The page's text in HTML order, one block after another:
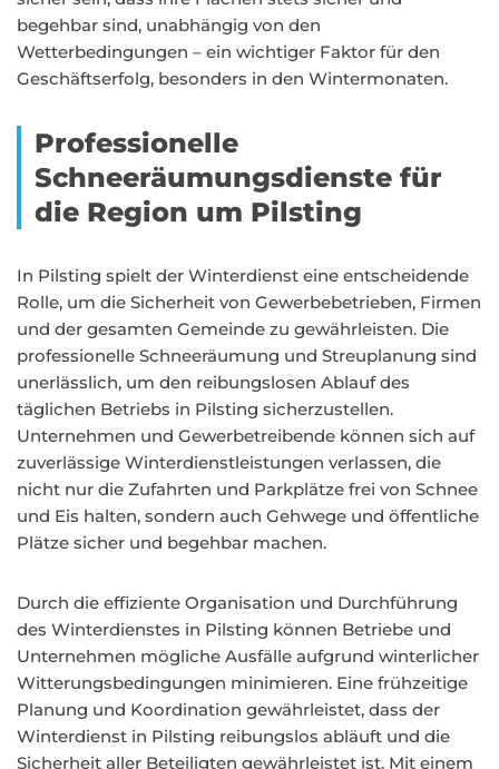
begehbar sind, unabhängig von den
Wetterbedingungen – ein wichtiger Faktor für den
Geschäftserfolg, besonders in den Wintermonaten.
Professionelle
Schneeräumungsdienste für
die Region um Pilsting
In Pilsting spielt der Winterdienst eine entscheidende
Rolle, um die Sicherheit von Gewerbebetrieben, Firmen
und der gesamten Gemeinde zu gewährleisten. Die
professionelle Schneeräumung und Streuplanung sind
unerlässlich, um den reibungslosen Ablauf des
täglichen Betriebs in Pilsting sicherzustellen.
Unternehmen und Gewerbetreibende können sich auf
zuverlässige Winterdienstleistungen verlassen, die
nicht nur die Zufahrten und Parkplätze frei von Schnee
und Eis halten, sondern auch Gehwege und öffentliche
Plätze sicher und begehbar machen.
Durch die effiziente Organisation und Durchführung
des Winterdienstes in Pilsting können Betriebe und
Unternehmen mögliche Ausfälle aufgrund winterlicher
Witterungsbedingungen minimieren. Eine frühzeitige
Planung und Koordination gewährleistet, dass der
Winterdienst in Pilsting reibungslos abläuft und die
Sicherheit aller Beteiligten gewährleistet ist. Mit einem